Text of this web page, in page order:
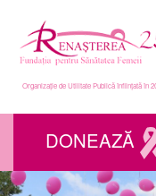
Organizație de Utilitate Publică înființată în
DONEAZĂ